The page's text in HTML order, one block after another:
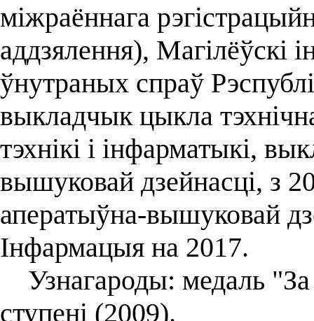
міжраённага
аддзялення), Магілёўскі
ўнутраных спраў
выкладчык цыкла
тэхнікі і інфарматыкі,
вышуковай дзейнасці, з
аператыўна-вышуковай
Інфармацыя на 2017.
Узнагароды: медаль
ступені (2009).